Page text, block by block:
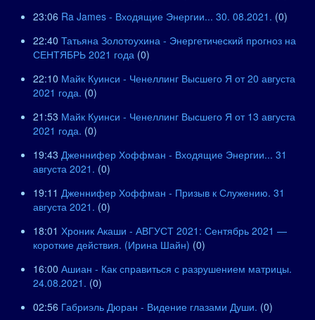
23:06 Ra James - Входящие Энергии... 30. 08.2021. (0)
22:40 Татьяна Золотоухина - Энергетический прогноз на
СЕНТЯБРЬ 2021 года (0)
22:10 Майк Куинси - Ченеллинг Высшего Я от 20 августа
2021 года. (0)
21:53 Майк Куинси - Ченеллинг Высшего Я от 13 августа
2021 года. (0)
19:43 Дженнифер Хоффман - Входящие Энергии... 31
августа 2021. (0)
19:11 Дженнифер Хоффман - Призыв к Служению. 31
августа 2021. (0)
18:01 Хроник Акаши - АВГУСТ 2021: Сентябрь 2021 —
короткие действия. (Ирина Шайн) (0)
16:00 Ашиан - Как справиться с разрушением матрицы.
24.08.2021. (0)
02:56 Габриэль Дюран - Видение глазами Души. (0)